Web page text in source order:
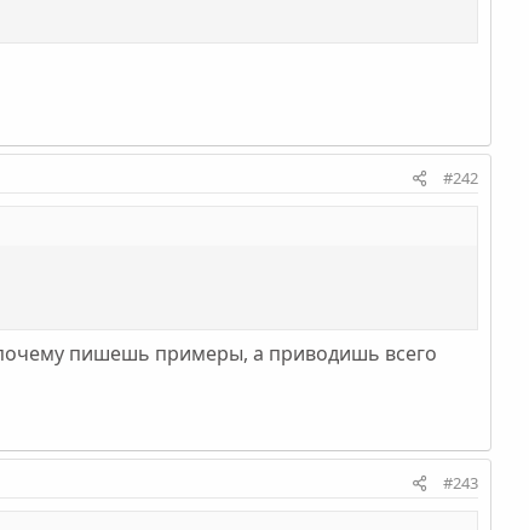
#242
пишешь примеры, а приводишь всего
#243